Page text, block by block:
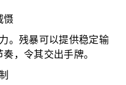
慑
。残暴可以提供稳定输
，令其交出手牌。